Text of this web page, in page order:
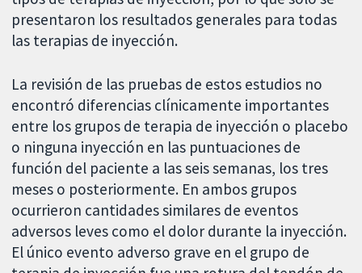
presentaron los resultados generales para todas
las terapias de inyección.
La revisión de las pruebas de estos estudios no
encontró diferencias clínicamente importantes
entre los grupos de terapia de inyección o placebo
o ninguna inyección en las puntuaciones de
función del paciente a las seis semanas, los tres
meses o posteriormente. En ambos grupos
ocurrieron cantidades similares de eventos
adversos leves como el dolor durante la inyección.
El único evento adverso grave en el grupo de